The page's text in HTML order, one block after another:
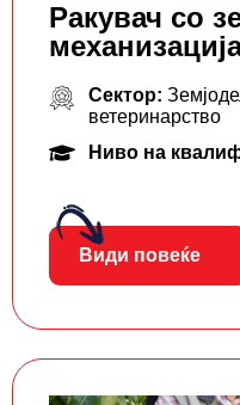
Ракувач со
Сектор:
ветеринарство
Ниво на
Види повеќе